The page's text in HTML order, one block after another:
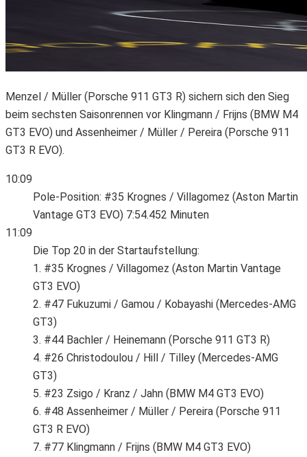
Menzel / Müller (Porsche 911 GT3 R) sichern sich den Sieg
beim sechsten Saisonrennen vor Klingmann / Frijns (BMW M4
GT3 EVO) und Assenheimer / Müller / Pereira (Porsche 911
GT3 R EVO).
10:09
Pole-Position: #35 Krognes / Villagomez (Aston Martin
Vantage GT3 EVO) 7:54.452 Minuten
11:09
Die Top 20 in der Startaufstellung:
1. #35 Krognes / Villagomez (Aston Martin Vantage
GT3 EVO)
2. #47 Fukuzumi / Gamou / Kobayashi (Mercedes-AMG
GT3)
3. #44 Bachler / Heinemann (Porsche 911 GT3 R)
4. #26 Christodoulou / Hill / Tilley (Mercedes-AMG
GT3)
5. #23 Zsigo / Kranz / Jahn (BMW M4 GT3 EVO)
6. #48 Assenheimer / Müller / Pereira (Porsche 911
GT3 R EVO)
7. #77 Klingmann / Frijns (BMW M4 GT3 EVO)